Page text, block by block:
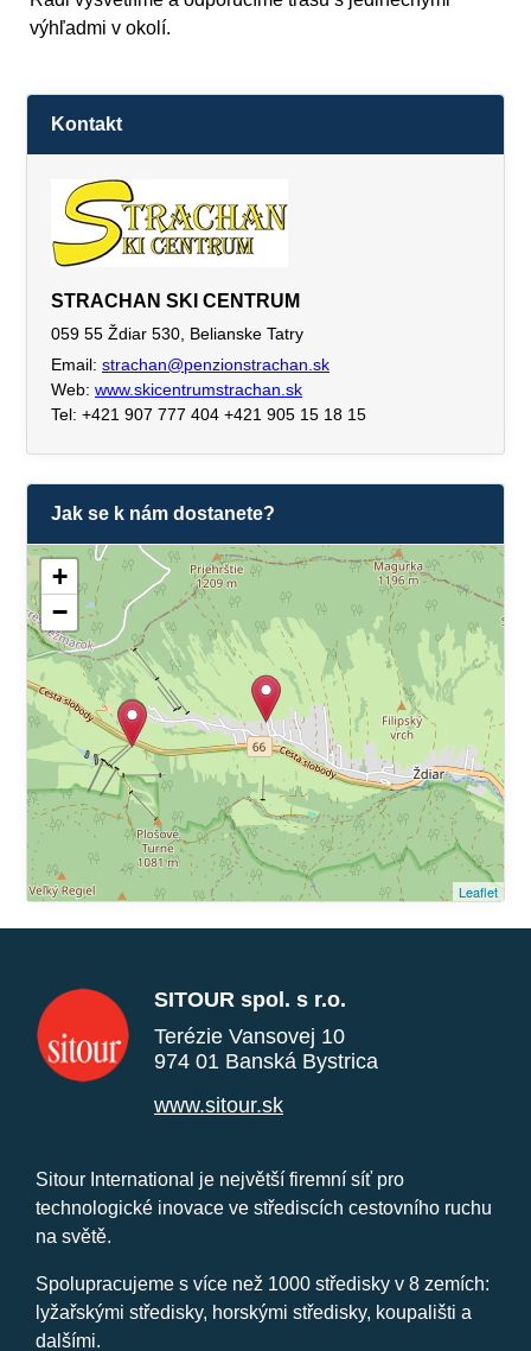
výhľadmi v okolí.
Kontakt
STRACHAN SKI CENTRUM
059 55 Ždiar 530, Belianske Tatry
Email: strachan@penzionstrachan.sk
Web: www.skicentrumstrachan.sk
Tel: +421 907 777 404 +421 905 15 18 15
Jak se k nám dostanete?
+
−
Leaflet
SITOUR spol. s r.o.
Terézie Vansovej 10
974 01 Banská Bystrica
www.sitour.sk
Sitour International je největší firemní síť pro
technologické inovace ve střediscích cestovního ruchu
na světě.
Spolupracujeme s více než 1000 středisky v 8 zemích:
lyžařskými středisky, horskými středisky, koupališti a
dalšími.